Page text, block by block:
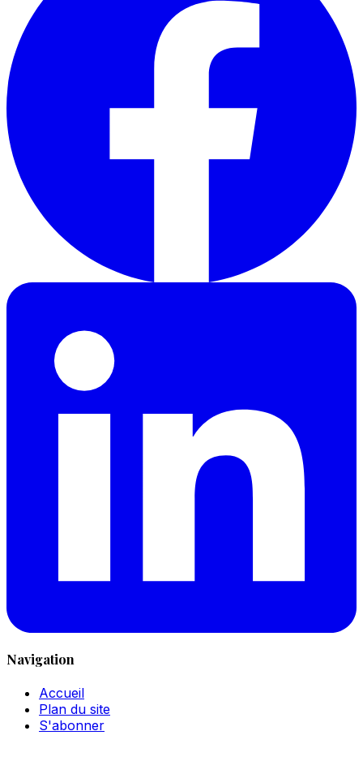
Navigation
Accueil
Plan du site
S'abonner